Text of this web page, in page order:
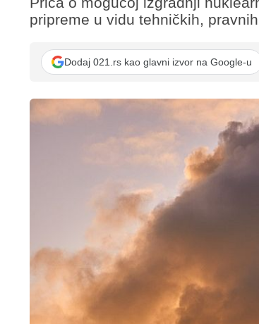
pripreme u vidu tehničkih,
Dodaj 021.rs kao glavni izvor na Google-u